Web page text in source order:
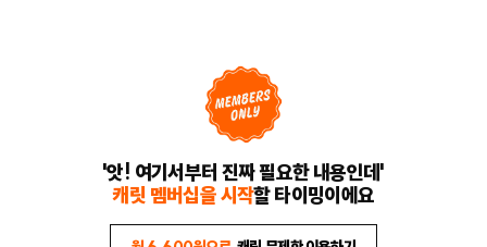
'앗! 여기서부터 진짜 필요한 내용인데'
캐릿 멤버십을 시작할 타이밍이에요